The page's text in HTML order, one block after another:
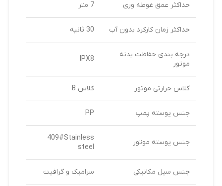
حداکثر عمق غوطه وری 7 متر
حداکثر زمان کارکرد بدون آب 30 ثانیه
درجه بندی حفاظت بدنه
موتور
IPX8
کلاس حرارتی موتور کلاس B
جنس پوسته پمپ PP
جنس پوسته موتور
409#Stainless
steel
جنس سیل مکانیکی سرامیک و گرافیت